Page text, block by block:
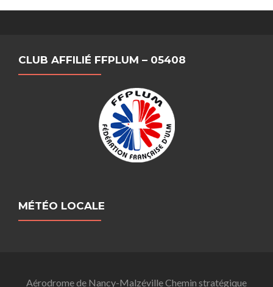
CLUB AFFILIÉ FFPLUM – 05408
MÉTÉO LOCALE
Aérodrome de Nancy-Malzéville Chemin stratégique